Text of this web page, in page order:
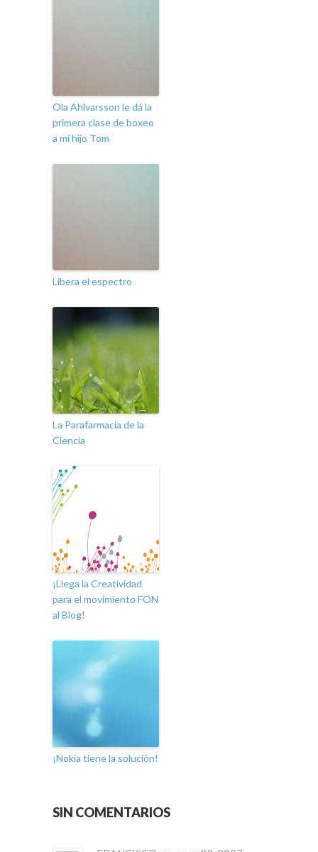
Ola Ahlvarsson le dá la
primera clase de boxeo
a mi hijo Tom
Libera el espectro
La Parafarmacia de la
Ciencia
¡Llega la Creatividad
para el movimiento FON
al Blog!
¡Nokia tiene la solución!
SIN COMENTARIOS